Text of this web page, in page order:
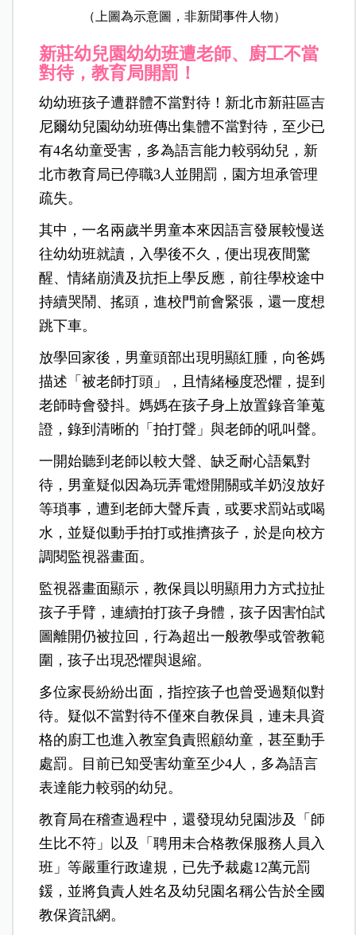
（上圖為示意圖，非新聞事件人物）
新莊幼兒園幼幼班遭老師、廚工不當
對待，教育局開罰！
幼幼班孩子遭群體不當對待！新北市新莊區吉
尼爾幼兒園幼幼班傳出集體不當對待，至少已
有4名幼童受害，多為語言能力較弱幼兒，新
北市教育局已停職3人並開罰，園方坦承管理
疏失。
其中，一名兩歲半男童本來因語言發展較慢送
往幼幼班就讀，入學後不久，便出現夜間驚
醒、情緒崩潰及抗拒上學反應，前往學校途中
持續哭鬧、搖頭，進校門前會緊張，還一度想
跳下車。
放學回家後，男童頭部出現明顯紅腫，向爸媽
描述「被老師打頭」，且情緒極度恐懼，提到
老師時會發抖。媽媽在孩子身上放置錄音筆蒐
證，錄到清晰的「拍打聲」與老師的吼叫聲。
一開始聽到老師以較大聲、缺乏耐心語氣對
待，男童疑似因為玩弄電燈開關或羊奶沒放好
等瑣事，遭到老師大聲斥責，或要求罰站或喝
水，並疑似動手拍打或推擠孩子，於是向校方
調閱監視器畫面。
監視器畫面顯示，教保員以明顯用力方式拉扯
孩子手臂，連續拍打孩子身體，孩子因害怕試
圖離開仍被拉回，行為超出一般教學或管教範
圍，孩子出現恐懼與退縮。
多位家長紛紛出面，指控孩子也曾受過類似對
待。疑似不當對待不僅來自教保員，連未具資
格的廚工也進入教室負責照顧幼童，甚至動手
處罰。目前已知受害幼童至少4人，多為語言
表達能力較弱的幼兒。
教育局在稽查過程中，還發現幼兒園涉及「師
生比不符」以及「聘用未合格教保服務人員入
班」等嚴重行政違規，已先予裁處12萬元罰
鍰，並將負責人姓名及幼兒園名稱公告於全國
教保資訊網。